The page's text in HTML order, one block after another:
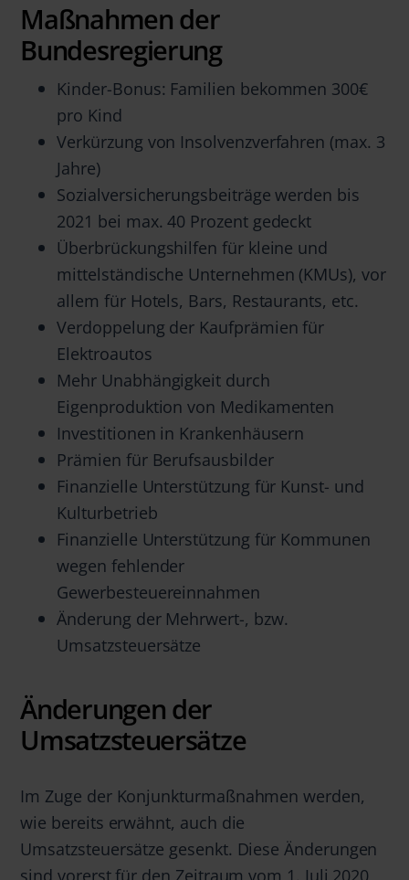
Maßnahmen der
Bundesregierung
Kinder-Bonus: Familien bekommen 300€
pro Kind
Verkürzung von Insolvenzverfahren (max. 3
Jahre)
Sozialversicherungsbeiträge werden bis
2021 bei max. 40 Prozent gedeckt
Überbrückungshilfen für kleine und
mittelständische Unternehmen (KMUs), vor
allem für Hotels, Bars, Restaurants, etc.
Verdoppelung der Kaufprämien für
Elektroautos
Mehr Unabhängigkeit durch
Eigenproduktion von Medikamenten
Investitionen in Krankenhäusern
Prämien für Berufsausbilder
Finanzielle Unterstützung für Kunst- und
Kulturbetrieb
Finanzielle Unterstützung für Kommunen
wegen fehlender
Gewerbesteuereinnahmen
Änderung der Mehrwert-, bzw.
Umsatzsteuersätze
Änderungen der
Umsatzsteuersätze
Im Zuge der Konjunkturmaßnahmen werden,
wie bereits erwähnt, auch die
Umsatzsteuersätze gesenkt. Diese Änderungen
sind vorerst für den Zeitraum vom 1. Juli 2020